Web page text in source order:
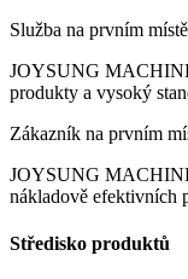
Služba na prvním místě
JOYSUNG
produkty a vysoký
Zákazník na prvním
JOYSUNG
nákladově efektivních
Středisko produktů